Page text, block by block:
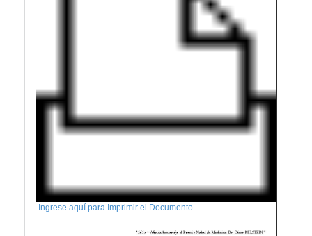
Ingrese aquí para Imprimir el Documento